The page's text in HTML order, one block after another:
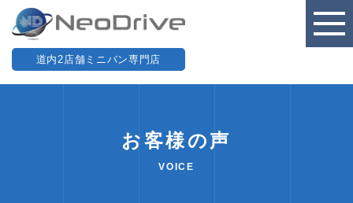
道内2店舗ミニバン専門店
お客様の声
VOICE